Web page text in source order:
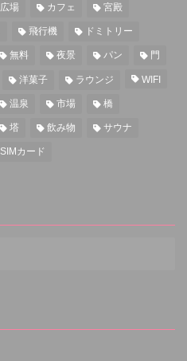
広場 カフェ 宮殿
飛行機 ドミトリー
無料 夜景 パン 門
洋菓子 ラウンジ WIFI
温泉 市場 橋
塔 飲み物 サウナ
SIMカード